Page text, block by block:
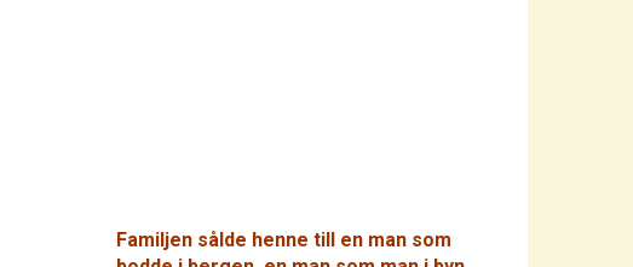
Familjen sålde henne till en man som